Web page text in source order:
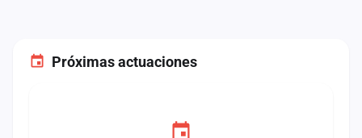
Próximas actuaciones